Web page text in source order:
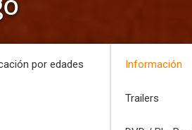
por edades Información
Trailers